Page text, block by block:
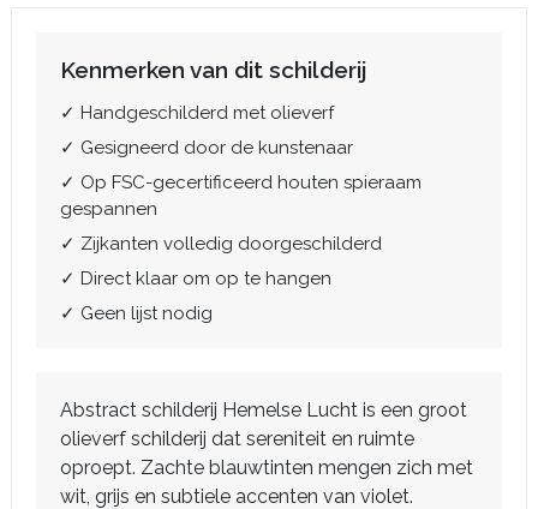
Kenmerken van dit schilderij
✓ Handgeschilderd met olieverf
✓ Gesigneerd door de kunstenaar
✓ Op FSC-gecertificeerd houten spieraam
gespannen
✓ Zijkanten volledig doorgeschilderd
✓ Direct klaar om op te hangen
✓ Geen lijst nodig
Abstract schilderij Hemelse Lucht is een groot
olieverf schilderij dat sereniteit en ruimte
oproept. Zachte blauwtinten mengen zich met
wit, grijs en subtiele accenten van violet.